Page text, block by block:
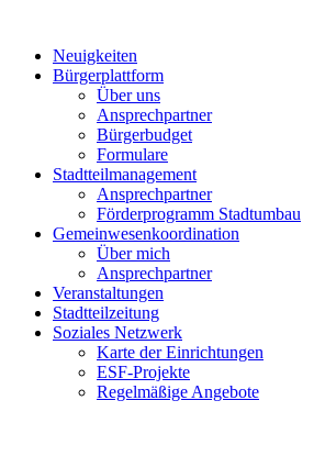
Neuigkeiten
Bürgerplattform
Über uns
Ansprechpartner
Bürgerbudget
Formulare
Stadtteilmanagement
Ansprechpartner
Förderprogramm Stadtumbau
Gemeinwesenkoordination
Über mich
Ansprechpartner
Veranstaltungen
Stadtteilzeitung
Soziales Netzwerk
Karte der Einrichtungen
ESF-Projekte
Regelmäßige Angebote